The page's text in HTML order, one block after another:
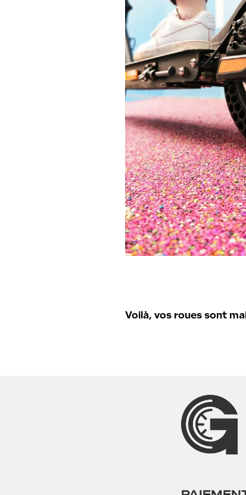
Voilà, vos roues sont